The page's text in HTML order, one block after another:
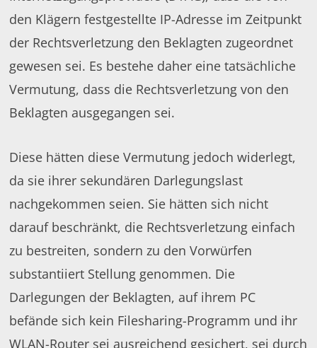
den Klägern festgestellte IP-Adresse im Zeitpunkt
der Rechtsverletzung den Beklagten zugeordnet
gewesen sei. Es bestehe daher eine tatsächliche
Vermutung, dass die Rechtsverletzung von den
Beklagten ausgegangen sei.
Diese hätten diese Vermutung jedoch widerlegt,
da sie ihrer sekundären Darlegungslast
nachgekommen seien. Sie hätten sich nicht
darauf beschränkt, die Rechtsverletzung einfach
zu bestreiten, sondern zu den Vorwürfen
substantiiert Stellung genommen. Die
Darlegungen der Beklagten, auf ihrem PC
befände sich kein Filesharing-Programm und ihr
WLAN-Router sei ausreichend gesichert, sei durch